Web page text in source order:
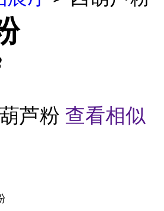
芦粉 查看相似